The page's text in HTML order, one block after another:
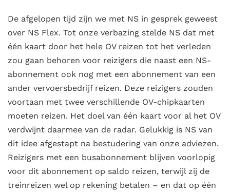
De afgelopen tijd zijn we met NS in gesprek geweest
over NS Flex. Tot onze verbazing stelde NS dat met
één kaart door het hele OV reizen tot het verleden
zou gaan behoren voor reizigers die naast een NS-
abonnement ook nog met een abonnement van een
ander vervoersbedrijf reizen. Deze reizigers zouden
voortaan met twee verschillende OV-chipkaarten
moeten reizen. Het doel van één kaart voor al het OV
verdwijnt daarmee van de radar. Gelukkig is NS van
dit idee afgestapt na bestudering van onze adviezen.
Reizigers met een busabonnement blijven voorlopig
voor dit abonnement op saldo reizen, terwijl zij de
treinreizen wel op rekening betalen – en dat op één